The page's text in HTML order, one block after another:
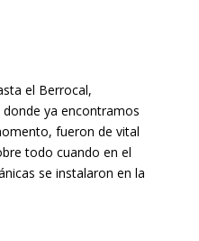
el Berrocal,
ya encontramos
fueron de vital
todo cuando en el
se instalaron en la